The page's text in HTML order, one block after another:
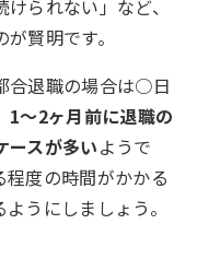
られない」など、
賢明です。
合退職の場合は○日
1～2ヶ月前に退職の
ースが多いようで
度の時間がかかる
うにしましょう。